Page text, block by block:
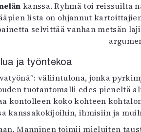
kanssa. Ryhmä toi reissuilta
lista on ohjannut
selvittää vanhan metsän
ja työntekoa
väliintulona, jonka
tuotantomalli edes pieneltä
kontolleen koko kohteen
kanssakokijoihin, ihmisiin ja
Manninen toimii mieluiten